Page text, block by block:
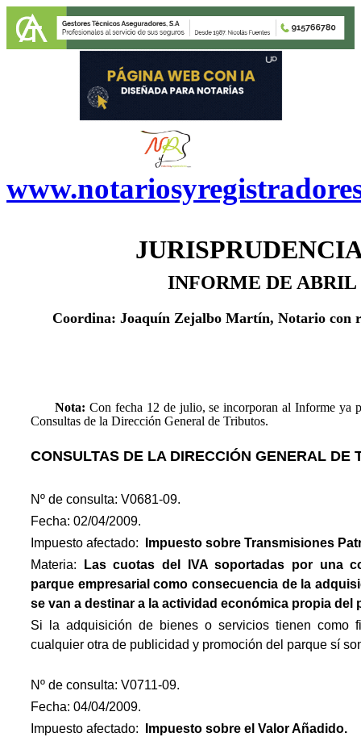
INFORME DE ABRIL
Coordina: Joaquín Zejalbo Martín, Notario con
Nota:Con fecha 12 de julio, se incorporan al Informe ya
Consultas de la Dirección General de Tributos.
CONSULTAS DE LA DIRECCIÓN GENERAL DE
Nº de consulta: V0681-09.
Fecha: 02/04/2009.
Impuesto afectado:
Impuesto sobre Transmisiones
Materia:
Las cuotas del IVA soportadas por una
parque empresarial como consecuencia de la
se van a destinar a la actividad económica propia del
Si la adquisición de bienes o servicios tienen como
cualquier otra de publicidad y promoción del parque sí
Nº de consulta: V0711-09.
Fecha: 04/04/2009.
Impuesto afectado:
Impuesto sobre el Valor Añadido.